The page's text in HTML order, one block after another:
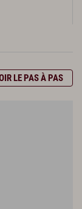
LE PAS À PAS